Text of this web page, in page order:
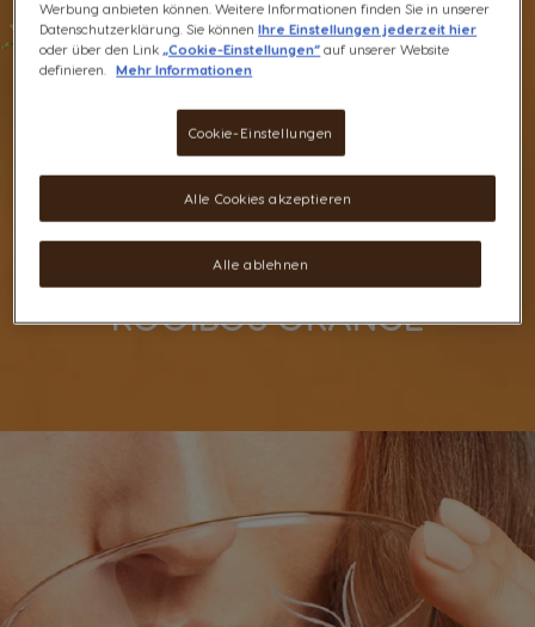
ROOIBOS ORANGE
Werbung anbieten können. Weitere Informationen finden Sie in unserer
Datenschutzerklärung. Sie könnenIhre Einstellungen jederzeit hier
oder über den Link„Cookie-Einstellungen“ auf unserer Website
definieren.
Mehr Informationen
Cookie-Einstellungen
Alle ablehnen
Alle Cookies akzeptieren